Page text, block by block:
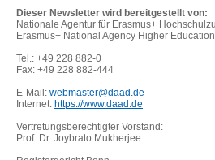
Dieser Newsletter wird bereitgestellt von:
Nationale Agentur für Erasmus+
Erasmus+ National Agency Higher Education
Tel.: +49 228 882-0
Fax: +49 228 882-444
E-Mail: webmaster@daad.de
Internet: https://www.daad.de
Vertretungsberechtigter Vorstand:
Prof. Dr. Joybrato Mukherjee